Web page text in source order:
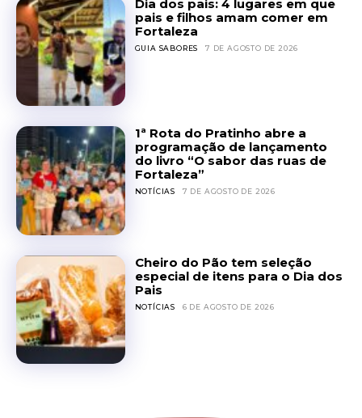
Dia dos pais: 4 lugares em que
pais e filhos amam comer em
Fortaleza
GUIA SABORES 7 DE AGOSTO DE 2026
1ª Rota do Pratinho abre a
programação de lançamento
do livro “O sabor das ruas de
Fortaleza”
NOTÍCIAS 7 DE AGOSTO DE 2026
Cheiro do Pão tem seleção
especial de itens para o Dia dos
Pais
NOTÍCIAS 6 DE AGOSTO DE 2026